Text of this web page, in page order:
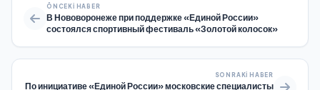
ÖNCEKI HABER
В Нововоронеже при поддержке «Единой России»
состоялся спортивный фестиваль «Золотой колосок»
SONRAKI HABER
По инициативе «Единой России» московские специалисты